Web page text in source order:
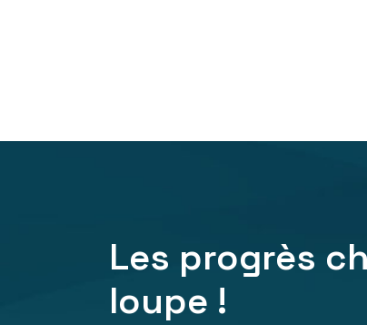
Les progrès
loupe !